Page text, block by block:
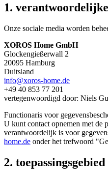
1.
Onze sociale media worden
XOROS Home GmbH
Glockengießerwall 2
20095 Hamburg
Duitsland
info@xoros-home.de
+49 40 853 77 201
vertegenwoordigd door: Niels
Functionaris voor
U kunt contact opnemen met de
verantwoordelijk is voor
home.de onder het trefwoord
2. toepassingsgebied